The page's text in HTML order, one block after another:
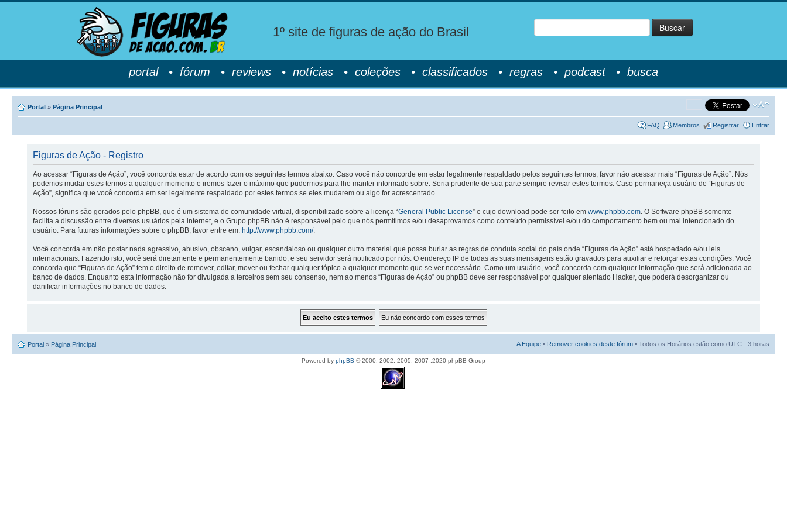
1º site de figuras de ação do Brasil Buscar
portal• fórum • reviews • notícias • coleções • classificados • regras • podcast• busca
Portal » Página Principal
FAQ Membros Registrar Entrar
Figuras de Ação - Registro
Ao acessar “Figuras de Ação”, você concorda estar de acordo com os seguintes termos abaixo. Caso você não concorde em estar legalmente respaldado pelos seguintes termos, favor não acessar mais “Figuras de Ação”. Nós
podemos mudar estes termos a qualquer momento e iremos fazer o máximo que pudermos para lhe manter informado sobre. Seria prudente de sua parte sempre revisar estes termos. Caso permaneça usuário de “Figuras de
Ação”, significa que você concorda em ser legalmente respaldado por estes termos se eles mudarem ou algo for acrescentado.
Nossos fóruns são gerados pelo phpBB, que é um sistema de comunidade virtual, disponibilizado sobre a licença “General Public License” e cujo download pode ser feito emwww.phpbb.com. O Software phpBB somente
facilita a discussão entre diversos usuários pela internet, e o Grupo phpBB não é responsável pelo que nós permitimos e/ou desaprovamos como conteúdo permissível e/ou do comportamento bem ou mal intencionado do
usuário. Para futuras informações sobre o phpBB, favor entre em: http://www.phpbb.com/.
Você concorda em não postar nada agressivo, abusivo, obsceno, vulgar, escandaloso ou qualquer outro material que possa burlar as regras de conduta social do país onde “Figuras de Ação” está hospedado e/ou leis
internacionais. Fazendo isto, você será diretamente e permanentemente banido, e seu servidor será notificado por nós. O endereço IP de todas as suas mensagens estão gravados para auxiliar e reforçar estas condições. Você
concorda que “Figuras de Ação” tem o direito de remover, editar, mover ou fechar qualquer tópico a qualquer momento que se ver necessário. Como um usuário, você concorda com qualquer informação que será adicionada ao
banco de dados. Enquanto esta informação não for divulgada a terceiros sem seu consenso, nem ao menos “Figuras de Ação” ou phpBB deve ser responsável por qualquer atentado Hacker, que poderá desorganizar ou
danificar informações no banco de dados.
Portal » Página Principal A Equipe • Remover cookies deste fórum • Todos os Horários estão como UTC - 3 horas
Powered by phpBB © 2000, 2002, 2005, 2007 ,2020 phpBB Group